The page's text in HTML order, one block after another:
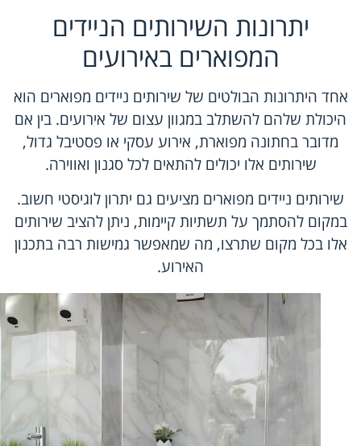
יתרונות השירותים הניידים
המפוארים באירועים
אחד היתרונות הבולטים של שירותים ניידים מפוארים הוא
היכולת שלהם להשתלב במגוון עצום של אירועים. בין אם
מדובר בחתונה מפוארת, אירוע עסקי או פסטיבל גדול,
שירותים אלו יכולים להתאים לכל סגנון ואווירה.
שירותים ניידים מפוארים מציעים גם יתרון לוגיסטי חשוב.
במקום להסתמך על תשתיות קיימות, ניתן להציב שירותים
אלו בכל מקום שתרצו, מה שמאפשר גמישות רבה בתכנון
האירוע.